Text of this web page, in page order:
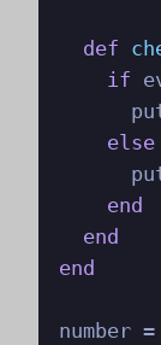
def
if
else
end
end
end
number =